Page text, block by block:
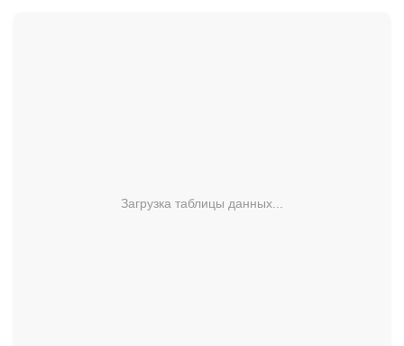
Загрузка таблицы данных...